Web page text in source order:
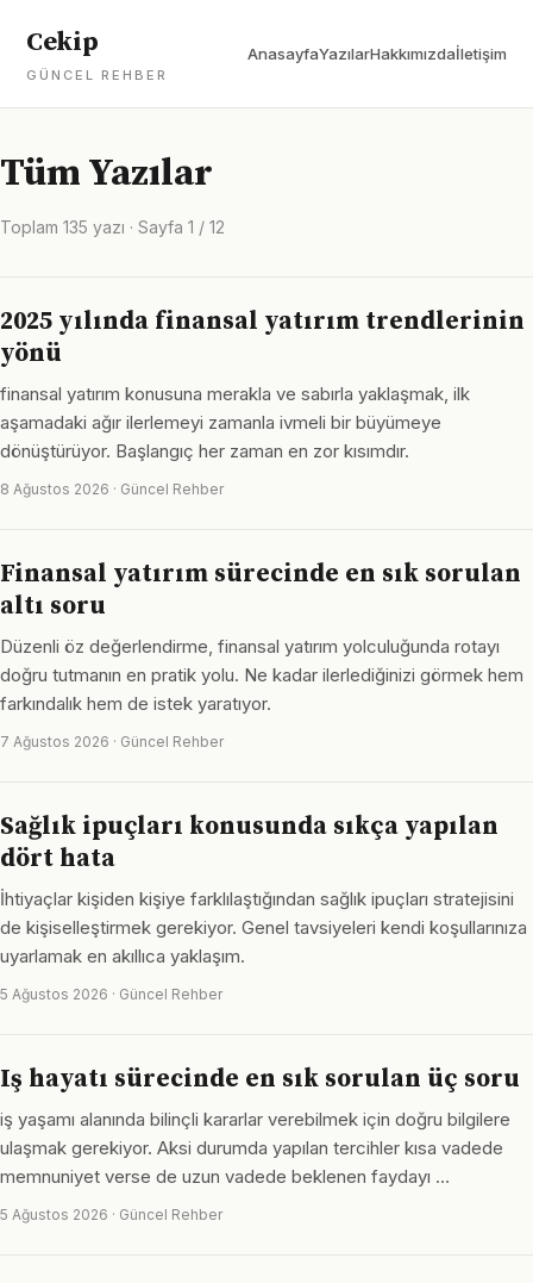
Cekip
GÜNCEL REHBER
AnasayfaYazılarHakkımızdaİletişim
Tüm Yazılar
Toplam 135 yazı · Sayfa 1 / 12
2025 yılında finansal yatırım trendlerinin
yönü
finansal yatırım konusuna merakla ve sabırla yaklaşmak, ilk
aşamadaki ağır ilerlemeyi zamanla ivmeli bir büyümeye
dönüştürüyor. Başlangıç her zaman en zor kısımdır.
8 Ağustos 2026 · Güncel Rehber
Finansal yatırım sürecinde en sık sorulan
altı soru
Düzenli öz değerlendirme, finansal yatırım yolculuğunda rotayı
doğru tutmanın en pratik yolu. Ne kadar ilerlediğinizi görmek hem
farkındalık hem de istek yaratıyor.
7 Ağustos 2026 · Güncel Rehber
Sağlık ipuçları konusunda sıkça yapılan
dört hata
İhtiyaçlar kişiden kişiye farklılaştığından sağlık ipuçları stratejisini
de kişiselleştirmek gerekiyor. Genel tavsiyeleri kendi koşullarınıza
uyarlamak en akıllıca yaklaşım.
5 Ağustos 2026 · Güncel Rehber
Iş hayatı sürecinde en sık sorulan üç soru
iş yaşamı alanında bilinçli kararlar verebilmek için doğru bilgilere
ulaşmak gerekiyor. Aksi durumda yapılan tercihler kısa vadede
memnuniyet verse de uzun vadede beklenen faydayı …
5 Ağustos 2026 · Güncel Rehber